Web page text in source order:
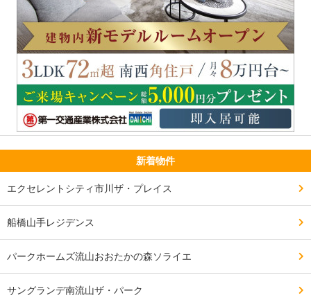
新着物件
エクセレントシティ市川ザ・プレイス
船橋山手レジデンス
パークホームズ流山おおたかの森ソライエ
サングランデ南流山ザ・パーク